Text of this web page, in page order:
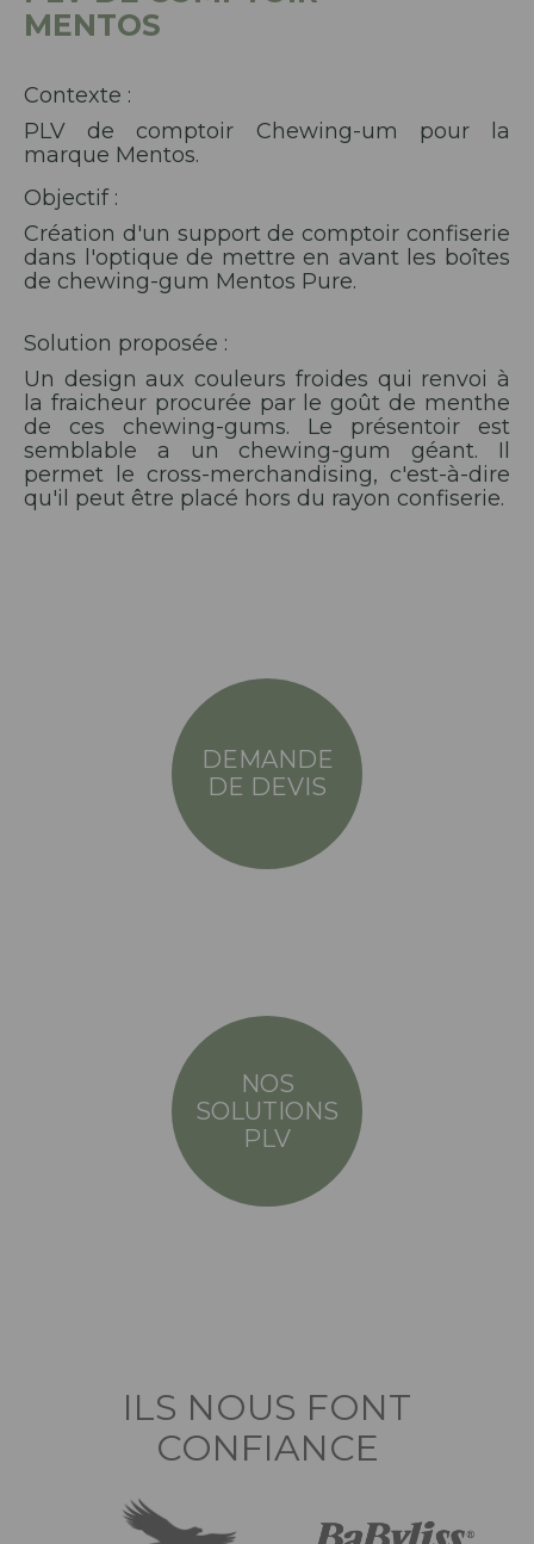
MENTOS
Contexte :
PLV de comptoir Chewing-um pour la
marque Mentos.
Objectif :
Création d'un support de comptoir confiserie
dans l'optique de mettre en avant les boîtes
de chewing-gum Mentos Pure.
Solution proposée :
Un design aux couleurs froides qui renvoi à
la fraicheur procurée par le goût de menthe
de ces chewing-gums. Le présentoir est
semblable a un chewing-gum géant. Il
permet le cross-merchandising, c'est-à-dire
qu'il peut être placé hors du rayon confiserie.
DEMANDE
DE DEVIS
NOS
SOLUTIONS
PLV
ILS NOUS FONT
CONFIANCE